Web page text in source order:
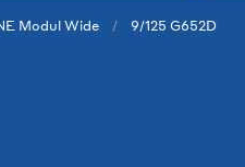
Modul Wide 9/125 G652D